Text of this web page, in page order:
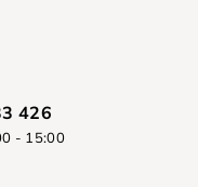
426
- 15:00